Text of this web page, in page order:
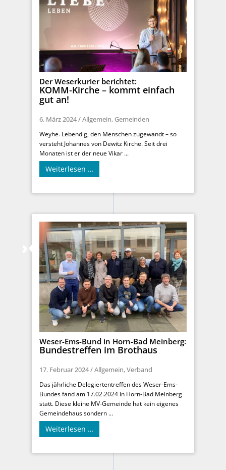
Der Weserkurier berichtet:
KOMM-Kirche – kommt einfach
gut an!
6. März 2024/Allgemein, Gemeinden
Weyhe. Lebendig, den Menschen zugewandt – so
versteht Johannes von Dewitz Kirche. Seit drei
Monaten ist er der neue Vikar ...
Weiterlesen …
Weser-Ems-Bund in Horn-Bad Meinberg:
Bundestreffen im Brothaus
17. Februar 2024/Allgemein,Verband
Das jährliche Delegiertentreffen des Weser-Ems-
Bundes fand am 17.02.2024 in Horn-Bad Meinberg
statt. Diese kleine MV-Gemeinde hat kein eigenes
Gemeindehaus sondern ...
Weiterlesen …